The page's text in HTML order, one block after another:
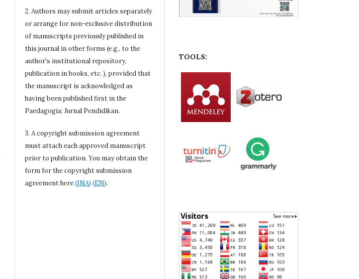
2. Authors may submit articles separately
or arrange for non-exclusive distribution
of manuscripts previously published in
this journal in other forms (e.g., to the
author's institutional repository,
publication in books, etc. ), provided that
the manuscript is acknowledged as
having been published first in the
Paedagogia: Jurnal Pendidikan.
3. A copyright submission agreement
must attach each approved manuscript
prior to publication. You may obtain the
form for the copyright submission
agreement here(INA) (EN).
TOOLS: